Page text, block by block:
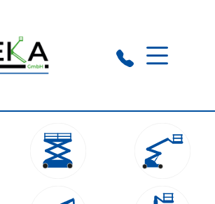
Nettetal:+49 174 1923768